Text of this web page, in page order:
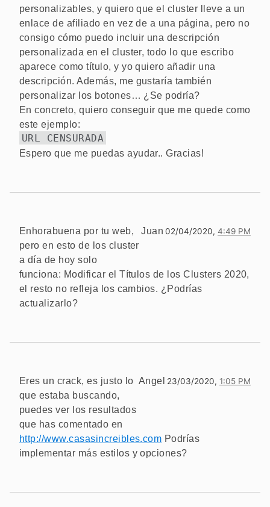
personalizables, y quiero que el cluster lleve a un
enlace de afiliado en vez de a una página, pero no
consigo cómo puedo incluir una descripción
personalizada en el cluster, todo lo que escribo
aparece como título, y yo quiero añadir una
descripción. Además, me gustaría también
personalizar los botones… ¿Se podría?
En concreto, quiero conseguir que me quede como
este ejemplo:
URL CENSURADA
Espero que me puedas ayudar.. Gracias!
Juan 02/04/2020, 4:49 PM
Enhorabuena por tu web,
pero en esto de los cluster
a día de hoy solo
funciona: Modificar el Títulos de los Clusters 2020,
el resto no refleja los cambios. ¿Podrías
actualizarlo?
Angel 23/03/2020, 1:05 PM
Eres un crack, es justo lo
que estaba buscando,
puedes ver los resultados
que has comentado en
http://www.casasincreibles.com Podrías
implementar más estilos y opciones?